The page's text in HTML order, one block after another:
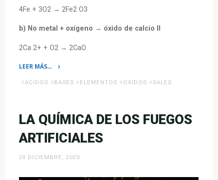
4Fe + 3O2 → 2Fe2 O3
b) No metal + oxígeno → óxido de calcio II
2Ca 2+ + O2 → 2CaO
LEER MÁS…
«Clasificación
compuestos
químicos»
#ÁCIDOS # BASES # ELEMENTOS # ÓXIDOS # SALES
LA QUÍMICA DE LOS FUEGOS
ARTIFICIALES
29 DICIEMBRE, 2020